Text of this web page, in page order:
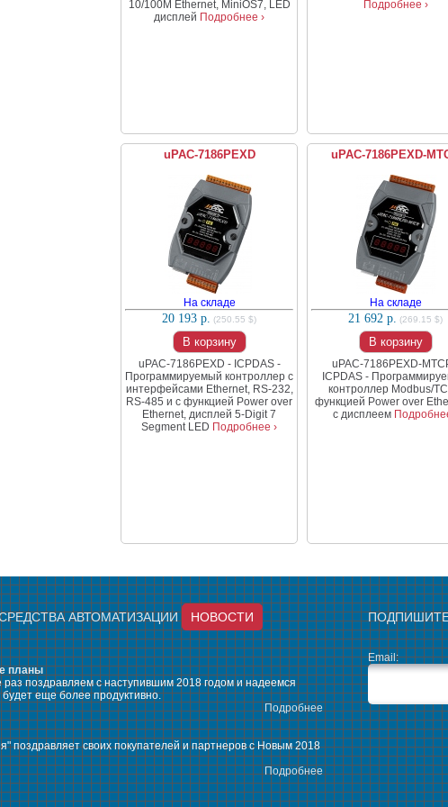
10/100M Ethernet, MiniOS7, LED
дисплей Подробнее ›
Подробнее ›
uPAC-7186PEXD
На складе
20 193 р. (250.55 $)
В корзину
uPAC-7186PEXD - ICPDAS -
Программируемый контроллер с
интерфейсами Ethernet, RS-232,
RS-485 и с функцией Power over
Ethernet, дисплей 5-Digit 7
Segment LED Подробнее ›
uPAC-7186PEXD-
На складе
21 692 р. (269.15 $)
В корзину
uPAC-7186PEXD-
ICPDAS -
контроллер Modbus/
функцией Power over
с дисплеем
АВТОМАТИЗАЦИИ НОВОСТИ
планы
раз поздравляем с наступившим 2018 годом и надеемся
еще более продуктивно.
Подробнее
поздравляет своих покупателей и партнеров с Новым 2018
Подробнее
Email: